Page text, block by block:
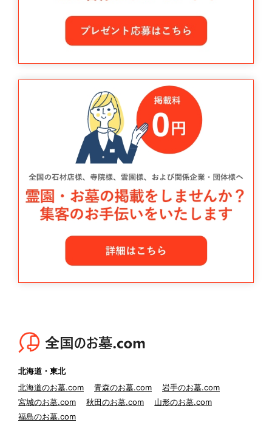
北海道・東北
北海道のお墓.com
青森のお墓.com
岩手のお墓.com
宮城のお墓.com
秋田のお墓.com
山形のお墓.com
福島のお墓.com